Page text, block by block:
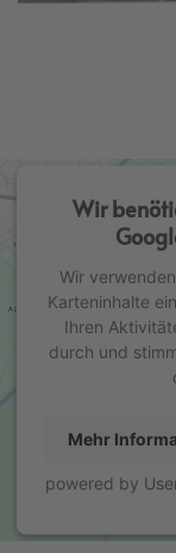
Wir
Wir
Karteninhalte
Ihren
durch und
Mehr
powered by